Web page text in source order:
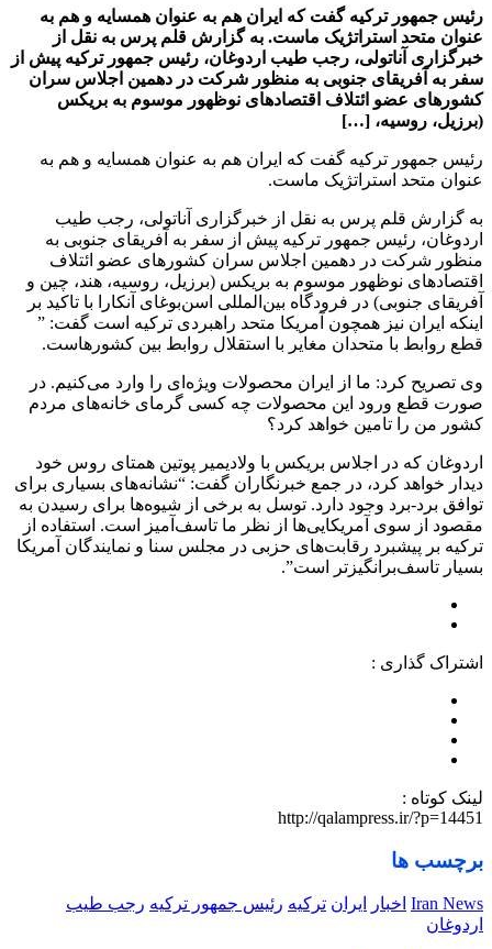
رئیس جمهور ترکیه گفت که ایران هم به عنوان همسایه و هم به
عنوان متحد استراتژیک ماست. به گزارش قلم پرس به نقل از
خبرگزاری آناتولی، رجب طیب اردوغان، رئیس جمهور ترکیه پیش از
سفر به آفریقای جنوبی به منظور شرکت در دهمین اجلاس سران
کشورهای عضو ائتلاف اقتصادهای نوظهور موسوم به بریکس
(برزیل، روسیه، […]
رئیس جمهور ترکیه گفت که ایران هم به عنوان همسایه و هم به
عنوان متحد استراتژیک ماست.
به گزارش قلم پرس به نقل از خبرگزاری آناتولی، رجب طیب
اردوغان، رئیس جمهور ترکیه پیش از سفر به آفریقای جنوبی به
منظور شرکت در دهمین اجلاس سران کشورهای عضو ائتلاف
اقتصادهای نوظهور موسوم به بریکس (برزیل، روسیه، هند، چین و
آفریقای جنوبی) در فرودگاه بین‌المللی اسن‌بوغای آنکارا با تاکید بر
اینکه ایران نیز همچون آمریکا متحد راهبردی ترکیه است گفت: ”
قطع روابط با متحدان مغایر با استقلال روابط بین کشورهاست.
وی تصریح کرد: ما از ایران محصولات ویژه‌ای را وارد می‌کنیم. در
صورت قطع ورود این محصولات چه کسی گرمای خانه‌های مردم
کشور من را تامین خواهد کرد؟
اردوغان که در اجلاس بریکس با ولادیمیر پوتین همتای روس خود
دیدار خواهد کرد، در جمع خبرنگاران گفت: “نشانه‌های بسیاری برای
توافق برد-برد وجود دارد. توسل به برخی از شیوه‌ها برای رسیدن به
مقصود از سوی آمریکایی‌ها از نظر ما تاسف‌آمیز است. استفاده از
ترکیه بر پیشبرد رقابت‌های حزبی در مجلس سنا و نمایندگان آمریکا
بسیار تاسف‌برانگیزتر است”.
اشتراک گذاری :
لینک کوتاه :
http://qalampress.ir/?p=14451
برچسب ها
Iran News اخبار ایران ترکیه رئیس جمهور ترکیه رجب طیب
اردوغان